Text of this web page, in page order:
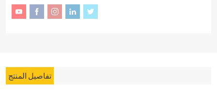
تفاصيل المنتج